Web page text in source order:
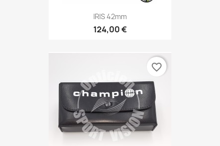
IRIS 42mm
124,00 €
favorite_border